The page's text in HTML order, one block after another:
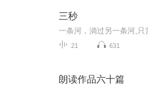
三秒
21 631
朗读作品六十篇